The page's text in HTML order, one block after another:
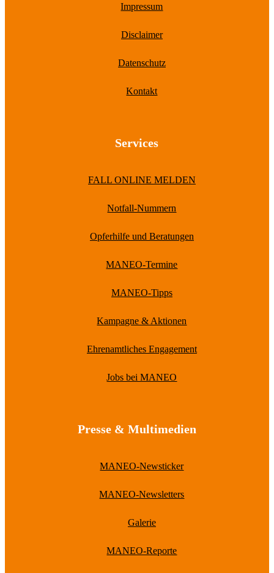
Impressum
Disclaimer
Datenschutz
Kontakt
Services
FALL ONLINE MELDEN
Notfall-Nummern
Opferhilfe und Beratungen
MANEO-Termine
MANEO-Tipps
Kampagne & Aktionen
Ehrenamtliches Engagement
Jobs bei MANEO
Presse & Multimedien
MANEO-Newsticker
MANEO-Newsletters
Galerie
MANEO-Reporte